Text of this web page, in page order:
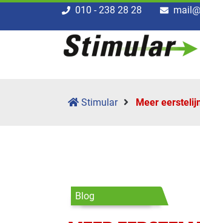
010 - 238 28 28
Stimular Meer
Blog